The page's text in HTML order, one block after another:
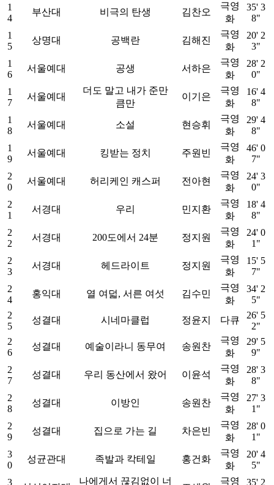
1
4
부산대 비극의 탄생 김찬오
극영
화
35' 3
8"
1
5
상명대 공백란 김해진
극영
화
20' 2
3"
1
6
서울예대 공생 서하은
극영
화
28' 2
0"
1
7
서울예대
더도 말고 내가 준만
큼만
이기은
극영
화
16' 4
8"
1
8
서울예대 소설 현승휘
극영
화
29' 4
8"
1
9
서울예대 킹받는 정치 주원빈
극영
화
46' 0
7"
2
0
서울예대 허리케인 캐스퍼 전아현
극영
화
24' 3
0"
2
1
서경대 우리 민지환
극영
화
18' 4
8"
2
2
서경대 200도에서 24분 정지원
극영
화
24' 0
1"
2
3
서경대 헤드라이트 정지원
극영
화
15' 5
7"
2
4
홍익대 열 여덟, 서른 여섯 김수민
극영
화
34' 2
5"
2
5
성결대 시네마클럽 정윤지 다큐
26' 5
2"
2
6
성결대 예술이라니 동무여 송원찬
극영
화
29' 5
9"
2
7
성결대 우리 동산에서 왔어 이윤석
극영
화
28' 3
8"
2
8
성결대 이방인 송원찬
극영
화
27' 3
1"
2
9
성결대 집으로 가는 길 차은빈
극영
화
28' 0
1"
3
0
성균관대 족발과 칵테일 홍건화
극영
화
20' 4
5"
3
나에게서 끊김없이 너 극영 35' 2